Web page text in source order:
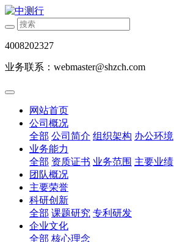
4008202327
业务联系：webmaster@shzch.com
网站首页
公司概况
全部 公司简介 组织架构 办公环境
业务能力
全部 资质证书 业务范围 主要业绩
团队概况
主要荣誉
科研创新
全部 课题研究 专利研发
企业文化
全部 核心理念